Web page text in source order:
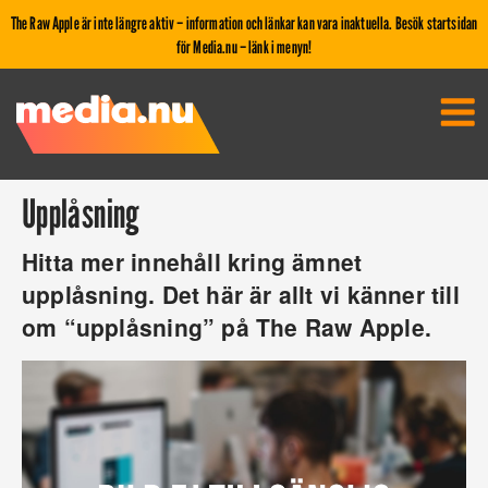
The Raw Apple är inte längre aktiv – information och länkar kan vara inaktuella. Besök startsidan
för Media.nu – länk i menyn!
Upplåsning
Hitta mer innehåll kring ämnet
upplåsning. Det här är allt vi känner till
om “upplåsning” på The Raw Apple.